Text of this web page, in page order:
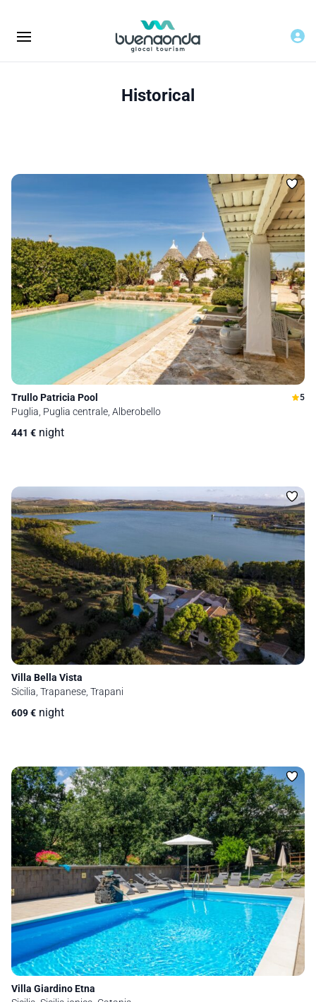
Historical
Trullo Patricia Pool 5
Puglia, Puglia centrale, Alberobello
441 € night
Villa Bella Vista
Sicilia, Trapanese, Trapani
609€ night
Villa Giardino Etna